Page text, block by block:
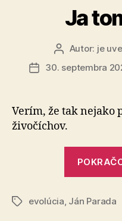
Ja
AutorAutor: je
Dátum30. septembra
Verím, že tak nejako
živočíchov.
Značkyevolúcia, Ján Parada